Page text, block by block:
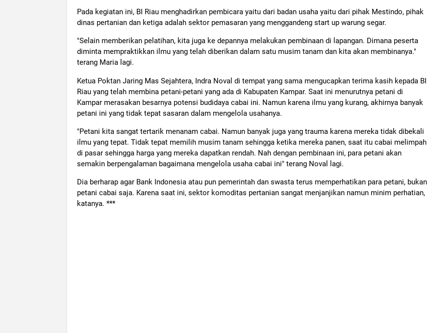
Pada kegiatan ini, BI Riau menghadirkan pembicara yaitu dari badan usaha yaitu dari pihak Mestindo, pihak
dinas pertanian dan ketiga adalah sektor pemasaran yang menggandeng start up warung segar.
"Selain memberikan pelatihan, kita juga ke depannya melakukan pembinaan di lapangan. Dimana peserta
diminta mempraktikkan ilmu yang telah diberikan dalam satu musim tanam dan kita akan membinanya."
terang Maria lagi.
Ketua Poktan Jaring Mas Sejahtera, Indra Noval di tempat yang sama mengucapkan terima kasih kepada BI
Riau yang telah membina petani-petani yang ada di Kabupaten Kampar. Saat ini menurutnya petani di
Kampar merasakan besarnya potensi budidaya cabai ini. Namun karena ilmu yang kurang, akhirnya banyak
petani ini yang tidak tepat sasaran dalam mengelola usahanya.
"Petani kita sangat tertarik menanam cabai. Namun banyak juga yang trauma karena mereka tidak dibekali
ilmu yang tepat. Tidak tepat memilih musim tanam sehingga ketika mereka panen, saat itu cabai melimpah
di pasar sehingga harga yang mereka dapatkan rendah. Nah dengan pembinaan ini, para petani akan
semakin berpengalaman bagaimana mengelola usaha cabai ini" terang Noval lagi.
Dia berharap agar Bank Indonesia atau pun pemerintah dan swasta terus memperhatikan para petani, bukan
petani cabai saja. Karena saat ini, sektor komoditas pertanian sangat menjanjikan namun minim perhatian,
katanya. ***